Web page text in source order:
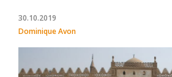
30.10.2019
Dominique Avon